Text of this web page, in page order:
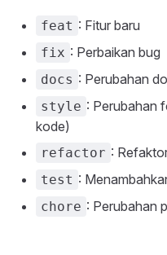
feat : Fitur baru
fix : Perbaikan bug
docs : Perubahan
style : Perubahan
kode)
refactor :
test :
chore : Perubahan